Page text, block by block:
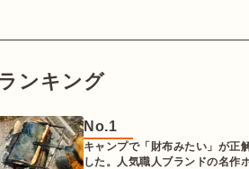
ランキング
No.1
キャンプで「財布みたい」が正
した。人気職人ブランドの名作